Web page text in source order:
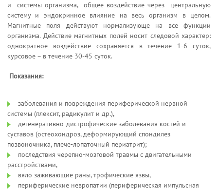
и системы организма, общее воздействие через центральную
систему и эндокринное влияние на весь организм в целом.
Магнитные поля действуют нормализующе на все функции
организма. Действие магнитных полей носит следовой характер:
однократное воздействие сохраняется в течение 1-6 суток,
курсовое – в течение 30-45 суток.
Показания:
заболевания и повреждения периферической нервной
системы (плексит, радикулит и др.),
дегенеративно-дистрофические заболевания костей и
суставов (остеохондроз, деформирующий спондилез
позвоночника, плече-лопаточный периатрит);
последствия черепно-мозговой травмы с двигательными
расстройствами,
вяло заживающие раны, трофические язвы,
периферические невропатии (периферическая импульсная